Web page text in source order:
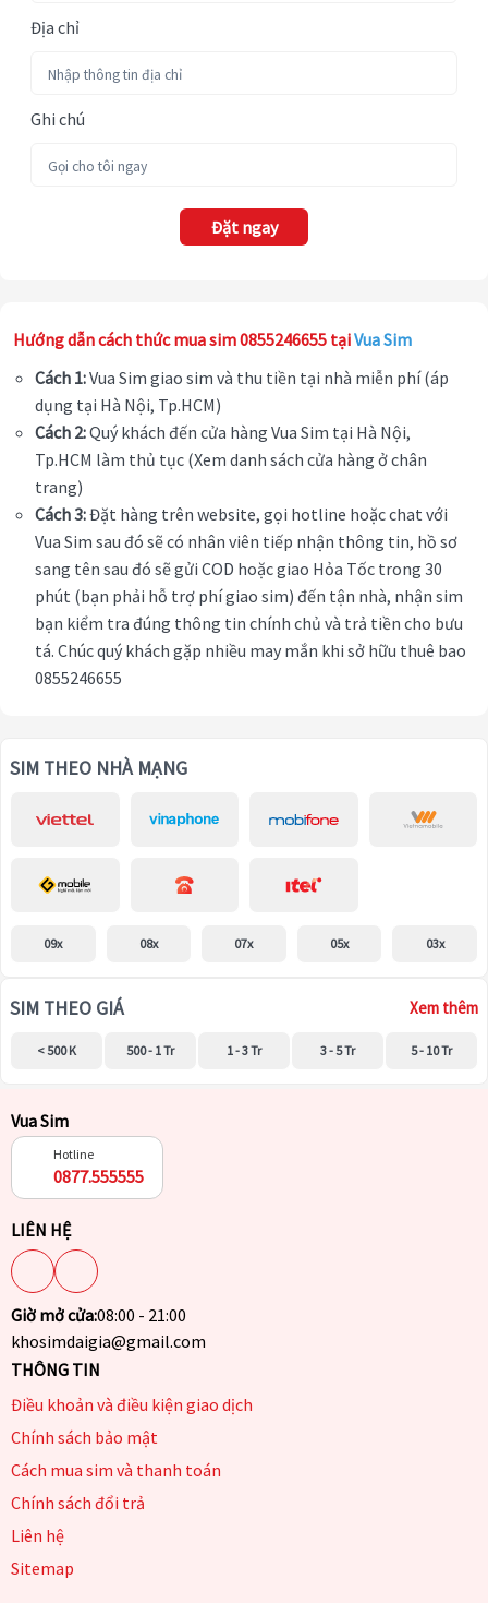
Địa chỉ
Ghi chú
Đặt ngay
Hướng dẫn cách thức mua sim 0855246655 tạiVua Sim
Cách 1:Vua Sim giao sim và thu tiền tại nhà miễn phí (áp
dụng tại Hà Nội, Tp.HCM)
Cách 2:Quý khách đến cửa hàng Vua Sim tại Hà Nội,
Tp.HCM làm thủ tục (Xem danh sách cửa hàng ở chân
trang)
Cách 3:Đặt hàng trên website, gọi hotline hoặc chat với
Vua Sim sau đó sẽ có nhân viên tiếp nhận thông tin, hồ sơ
sang tên sau đó sẽ gửi COD hoặc giao Hỏa Tốc trong 30
phút (bạn phải hỗ trợ phí giao sim) đến tận nhà, nhận sim
bạn kiểm tra đúng thông tin chính chủ và trả tiền cho bưu
tá. Chúc quý khách gặp nhiều may mắn khi sở hữu thuê bao
0855246655
SIM THEO NHÀ MẠNG
09x 08x 07x 05x 03x
SIM THEO GIÁ Xem thêm
< 500 K 500 - 1 Tr 1 - 3 Tr 3 - 5 Tr 5 - 10 Tr
Vua Sim
Hotline
0877.555555
LIÊN HỆ
Giờ mở cửa:08:00 - 21:00
khosimdaigia@gmail.com
THÔNG TIN
Điều khoản và điều kiện giao dịch
Chính sách bảo mật
Cách mua sim và thanh toán
Chính sách đổi trả
Liên hệ
Sitemap